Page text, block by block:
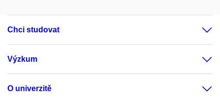
Chci studovat
Výzkum
O univerzitě